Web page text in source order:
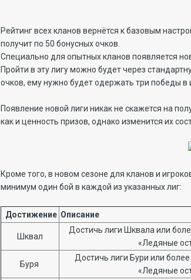
Рейтинг всех кланов вернётся к базовым
получит по 50 бонусных очков.
Специально для опытных кланов появляется
Пройти в эту лигу можно будет через
очков, ему нужно будет одержать три победы в
Появление новой лиги никак не скажется на
как и ценность призов, однако изменится их
Кроме того, в новом сезоне для кланов и
минимум один бой в каждой из указанных лиг:
Достижение Описание
Шквал
Достичь лиги Шквала или
«Ледяные
Буря
Достичь лиги Бури или
«Ледяные